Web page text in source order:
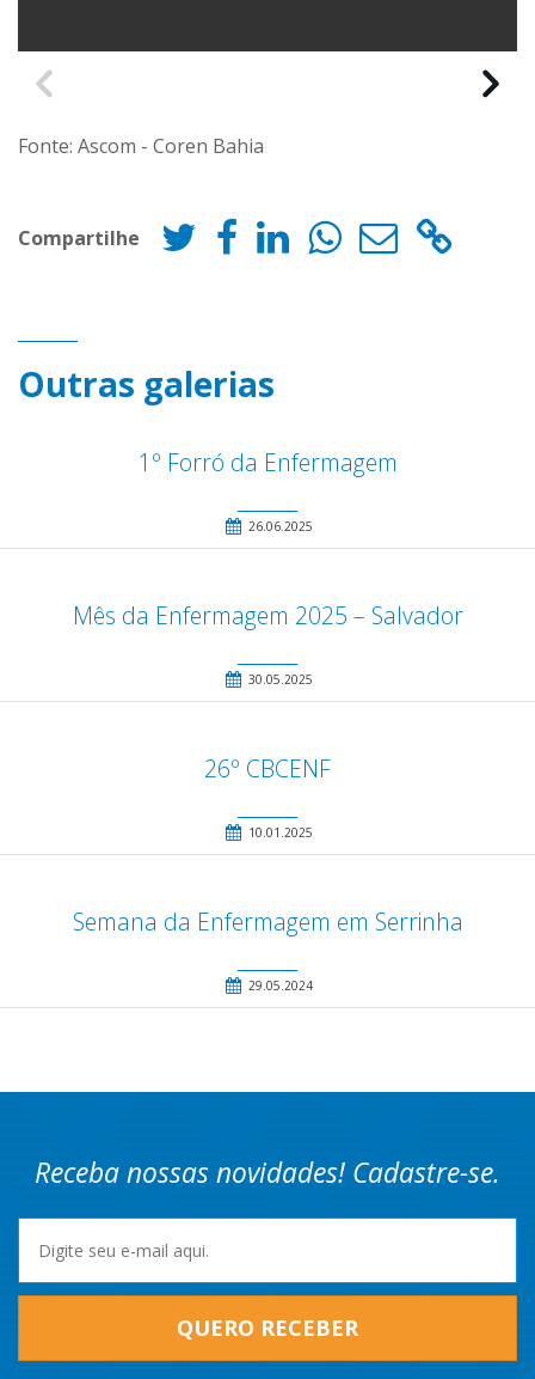
Fonte: Ascom - Coren Bahia
Compartilhe
Outras galerias
1º Forró da Enfermagem
26.06.2025
Mês da Enfermagem 2025 – Salvador
30.05.2025
26º CBCENF
10.01.2025
Semana da Enfermagem em Serrinha
29.05.2024
Receba nossas novidades! Cadastre-se.
QUERO RECEBER